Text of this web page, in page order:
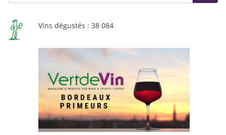
Vins dégustés : 38 084